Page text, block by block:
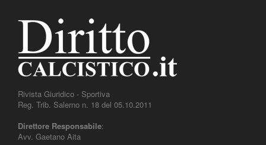
Rivista Giuridico - Sportiva
Reg. Trib. Salerno n. 18 del 05.10.2011
Direttore Responsabile:
Avv. Gaetano Aita